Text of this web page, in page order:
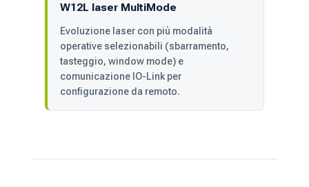
W12L laser MultiMode
Evoluzione laser con più modalità
operative selezionabili (sbarramento,
tasteggio, window mode) e
comunicazione IO-Link per
configurazione da remoto.